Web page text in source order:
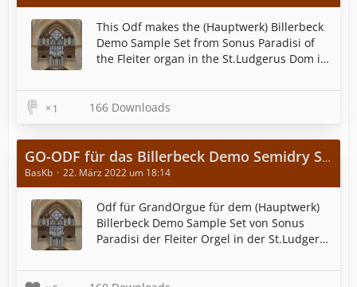
This Odf makes the (Hauptwerk) Billerbeck
Demo Sample Set from Sonus Paradisi of
the Fleiter organ in the St.Ludgerus Dom in
GrandOrgue. The user interface is
optimized for a screen resolution of
1280x800 pixels.
1 166 Downloads
GO-ODF für das Billerbeck Demo Semidry Sample Set von Sonus Paradisi
BasKb 22. März 2022 um 18:14
Odf für GrandOrgue für dem (Hauptwerk)
Billerbeck Demo Sample Set von Sonus
Paradisi der Fleiter Orgel in der St.Ludgerus
Benutzeroberfläche ist für eine